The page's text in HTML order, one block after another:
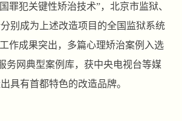
罪犯关键性矫治技术”，北京市监狱、
别成为上述改造项目的全国监狱系统
作成果突出，多篇心理矫治案例入选
务网典型案例库，获中央电视台等媒
具有首都特色的改造品牌。